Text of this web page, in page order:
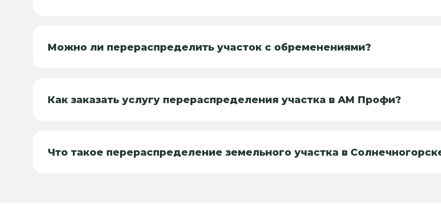
Можно ли перераспределить участок с обременениями?
Как заказать услугу перераспределения участка в АМ Профи?
Что такое перераспределение земельного участка в